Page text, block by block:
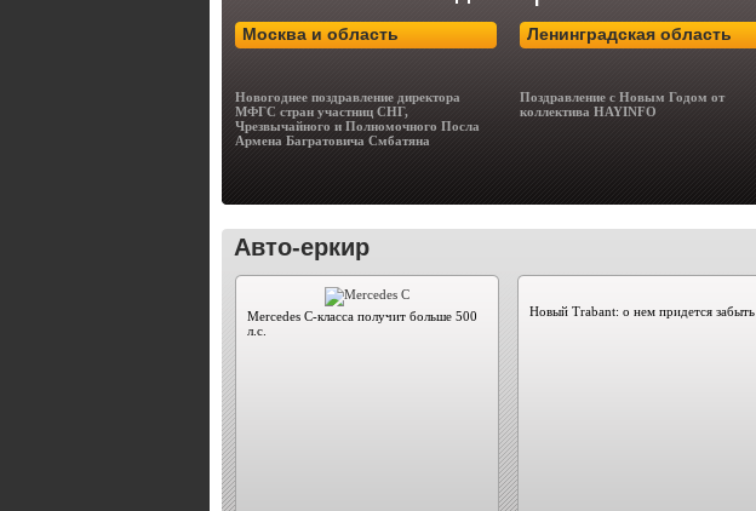
Москва и область
Новогоднее поздравление директора
МФГС стран участниц СНГ,
Чрезвычайного и Полномочного Посла
Армена Багратовича Смбатяна
Ленинградская область
Поздравление с Новым Годом от
коллектива HAYINFO
Авто-еркир
Mercedes C-класса получит больше 500
л.с.
Новый Trabant: о нем придется забыть